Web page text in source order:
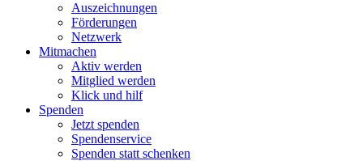
Auszeichnungen
Förderungen
Netzwerk
Mitmachen
Aktiv werden
Mitglied werden
Klick und hilf
Spenden
Jetzt spenden
Spendenservice
Spenden statt schenken